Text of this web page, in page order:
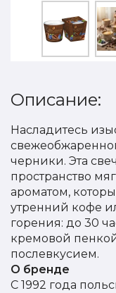
Описание:
Насладитесь
черники. Эта
пространство
ароматом,
утренний кофе
горения: до 30
кремовой
послевкусием.
О бренде
С 1992 года